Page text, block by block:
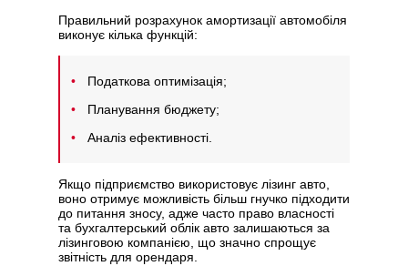
Правильний розрахунок амортизації автомобіля
виконує кілька функцій:
Податкова оптимізація;
Планування бюджету;
Аналіз ефективності.
Якщо підприємство використовує лізинг авто
воно отримує можливість більш гнучко підходити
до питання зносу, адже часто право власності
та бухгалтерський облік авто залишаються за
лізинговою компанією, що значно спрощує
звітність для орендаря.